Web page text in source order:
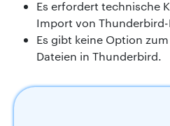
Es erfordert technische
Import von
Es gibt keine Option
Dateien in Thunderbird.